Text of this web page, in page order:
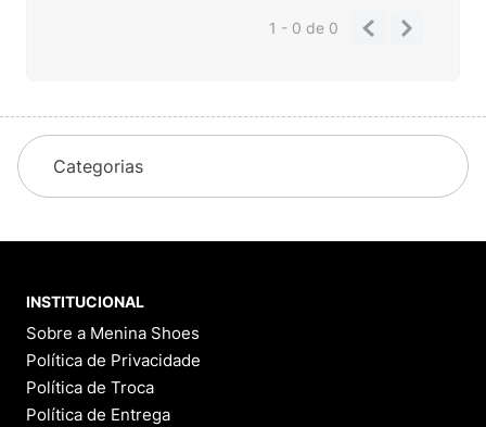
1 - 0de 0
Categorias
INSTITUCIONAL
Sobre a Menina Shoes
Política de Privacidade
Política de Troca
Política de Entrega